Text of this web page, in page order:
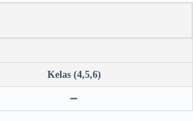
Kelas (4,5,6)
➖